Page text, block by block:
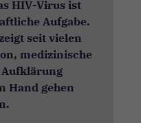
HIV-Virus ist
Aufgabe.
seit vielen
medizinische
Hand gehen